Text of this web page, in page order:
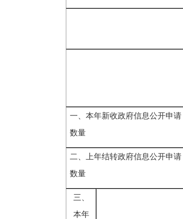
一、本年新收政府信息公开申请
数量
二、上年结转政府信息公开申请
数量
三、
本年